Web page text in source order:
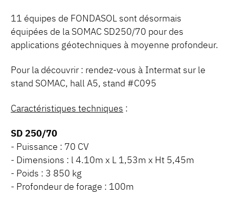
11 équipes de FONDASOL sont désormais
équipées de la SOMAC SD250/70 pour des
applications géotechniques à moyenne profondeur.
Pour la découvrir : rendez-vous à Intermat sur le
stand SOMAC, hall A5, stand #C095
Caractéristiques techniques :
SD 250/70
- Puissance : 70 CV
- Dimensions : l 4.10m x L 1,53m x Ht 5,45m
- Poids : 3 850 kg
- Profondeur de forage : 100m